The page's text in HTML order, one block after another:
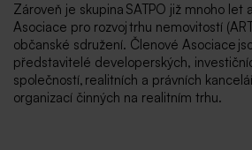
Zároveň je skupina SATPO již mnoho let
Asociace pro rozvoj trhu nemovitostí
občanské sdružení. Členové Asociace
představitelé developerských,
společností, realitních a právních
organizací činných na realitním trhu.